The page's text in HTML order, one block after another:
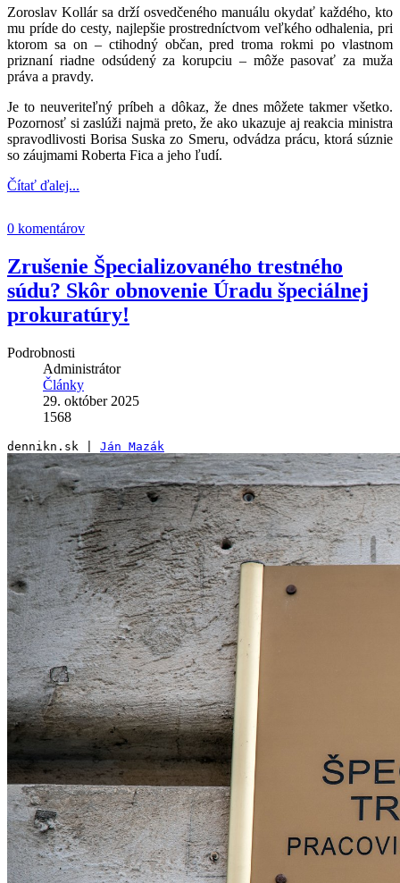
Zoroslav Kollár sa drží osvedčeného manuálu okydať každého, kto
mu príde do cesty, najlepšie prostredníctvom veľkého odhalenia, pri
ktorom sa on – ctihodný občan, pred troma rokmi po vlastnom
priznaní riadne odsúdený za korupciu – môže pasovať za muža
práva a pravdy.
Je to neuveriteľný príbeh a dôkaz, že dnes môžete takmer všetko.
Pozornosť si zaslúži najmä preto, že ako ukazuje aj reakcia ministra
spravodlivosti Borisa Suska zo Smeru, odvádza prácu, ktorá súznie
so záujmami Roberta Fica a jeho ľudí.
Čítať ďalej...
0 komentárov
Zrušenie Špecializovaného trestného
súdu? Skôr obnovenie Úradu špeciálnej
prokuratúry!
Podrobnosti
Administrátor
Články
29. október 2025
1568
dennikn.sk | Ján Mazák